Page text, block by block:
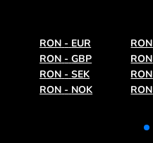
RON - EUR RON
RON - GBP RON
RON - SEK RON
RON - NOK RON